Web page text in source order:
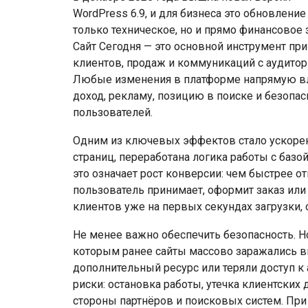
WordPress 6.9, и для бизнеса это
только техническое, но и прямо финансовое
Сайт Сегодня — это основной инструмент
клиентов, продаж и коммуникаций с
Любые изменения в платформе напрямую
доход, рекламу, позицию в поиске и
пользователей.
Одним из ключевых эффектов стало
страниц, переработана логика работы с
это означает рост конверсии: чем быстрее
пользователь принимает, оформит заказ
клиентов уже на первых секундах
Не менее важно обеспечить безопасность.
которым ранее сайты массово заражались
дополнительный ресурс или теряли доступ
риски: остановка работы, утечка
стороны партнёров и поисковых систем.